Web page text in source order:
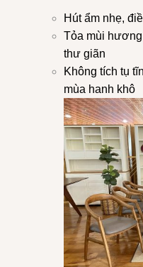
Hút ẩm nhẹ,
Tỏa mùi
thư giãn
Không tích tụ
mùa hanh khô